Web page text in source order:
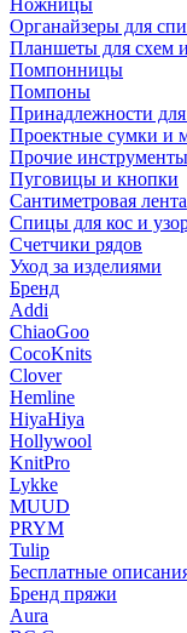
Ножницы
Органайзеры для
Планшеты для схем
Помпонницы
Помпоны
Принадлежности
Проектные сумки и
Прочие инструменты
Пуговицы и кнопки
Сантиметровая лента
Спицы для кос и
Счетчики рядов
Уход за изделиями
Бренд
Addi
ChiaoGoo
CocoKnits
Clover
Hemline
HiyaHiya
Hollywool
KnitPro
Lykke
MUUD
PRYM
Tulip
Бесплатные
Бренд пряжи
Aura